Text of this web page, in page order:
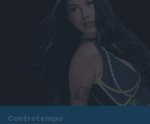
Controtempo